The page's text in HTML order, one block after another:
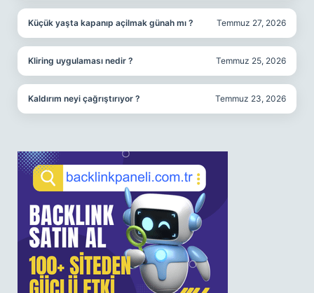
Küçük yaşta kapanıp açilmak günah mı ? Temmuz 27, 2026
Kliring uygulaması nedir ? Temmuz 25, 2026
Kaldırım neyi çağrıştırıyor ? Temmuz 23, 2026